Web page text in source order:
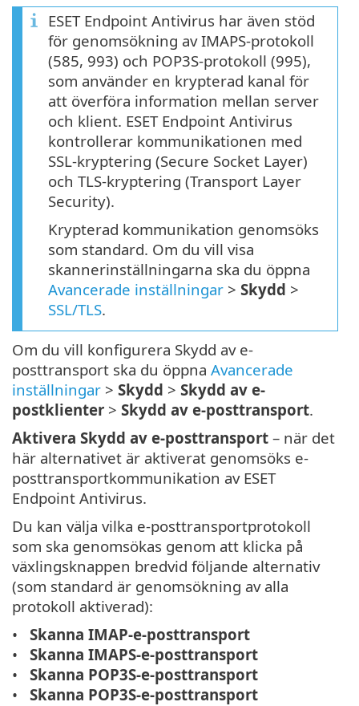
ESET Endpoint Antivirus har även stöd
för genomsökning av IMAPS-protokoll
(585, 993) och POP3S-protokoll (995),
som använder en krypterad kanal för
att överföra information mellan server
och klient. ESET Endpoint Antivirus
kontrollerar kommunikationen med
SSL-kryptering (Secure Socket Layer)
och TLS-kryptering (Transport Layer
Security).
Krypterad kommunikation genomsöks
som standard. Om du vill visa
skannerinställningarna ska du öppna
Avancerade inställningar > Skydd >
SSL/TLS.
Om du vill konfigurera Skydd av e-
posttransport ska du öppna Avancerade
inställningar > Skydd > Skydd av e-
postklienter > Skydd av e-posttransport.
Aktivera Skydd av e-posttransport – när det
här alternativet är aktiverat genomsöks e-
posttransportkommunikation av ESET
Endpoint Antivirus.
Du kan välja vilka e-posttransportprotokoll
som ska genomsökas genom att klicka på
växlingsknappen bredvid följande alternativ
(som standard är genomsökning av alla
protokoll aktiverad):
Skanna IMAP-e-posttransport
Skanna IMAPS-e-posttransport
Skanna POP3S-e-posttransport
Skanna POP3S-e-posttransport